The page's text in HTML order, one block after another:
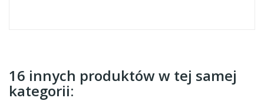
16 innych produktów w tej samej
kategorii: